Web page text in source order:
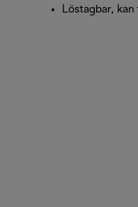
Löstagbar, kan